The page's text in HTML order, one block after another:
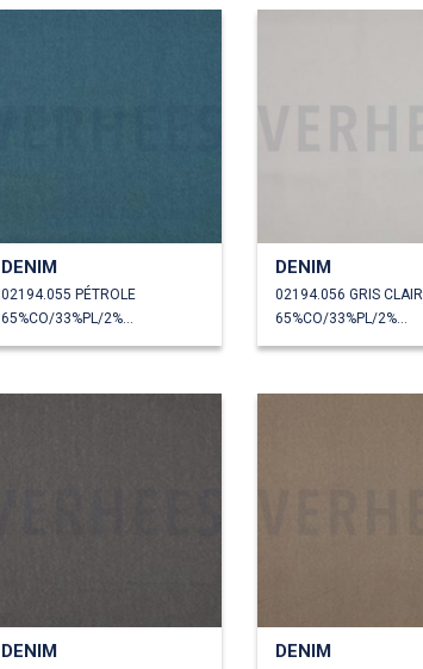
DENIM
02194.055 PÉTROLE
DENIM
02194.056 GRIS CLAIR
DENIM DENIM